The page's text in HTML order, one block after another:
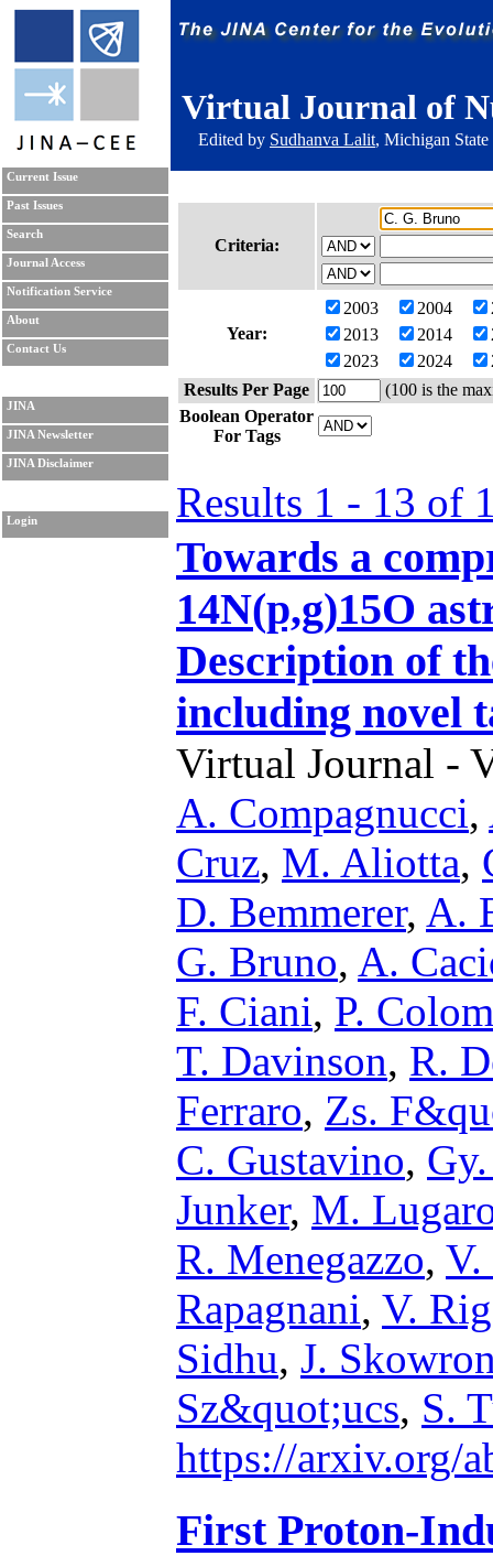
Virtual Journal of
Edited by Sudhanva Lalit, Michigan
Current Issue
Past Issues
Search
Journal Access
Notification Service
About
Contact Us
JINA
JINA Newsletter
JINA Disclaimer
Login
Criteria:
Year:
2003 2004
2013
2014
2023
2024
Results Per Page
(100 is the
Boolean Operator
For Tags
Results 1 - 13 of
Towards a
14N(p,g)15O
Description of
including novel
Virtual Journal -
A. Compagnucci,
Cruz, M. Aliotta,
D. Bemmerer, A.
G. Bruno, A.
F. Ciani, P.
T. Davinson, R.
Ferraro, Zs.
C. Gustavino,
Junker, M.
R. Menegazzo, V.
Rapagnani, V.
Sidhu, J.
Sz&quot;ucs, S.
https://arxiv.org/
First Proton-